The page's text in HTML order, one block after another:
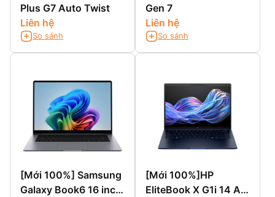
Plus G7 Auto Twist
Liên hệ
So sánh
Gen 7
Liên hệ
So sánh
[Mới 100%] Samsung
Galaxy Book6 16 inch
[Mới 100%]HP
EliteBook X G1i 14 AI